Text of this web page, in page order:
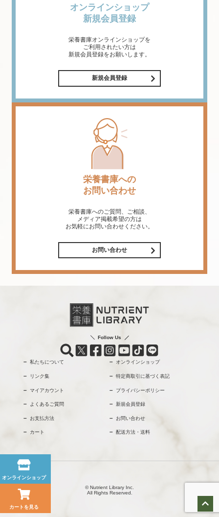
オンラインショップ
カートを見る
オンラインショップ
新規会員登録
栄養書庫オンラインショップを
ご利用されたい方は
新規会員登録をお願いします。
新規会員登録
栄養書庫への
お問い合わせ
栄養書庫へのご質問、ご相談、
メディア掲載希望の方は
お気軽にお問い合わせください。
お問い合わせ
Follow Us
私たちについて オンラインショップ
リンク集 特定商取引に基づく表記
マイアカウント プライバシーポリシー
よくあるご質問 新規会員登録
お支払方法 お問い合わせ
カート 配送方法・送料
© Nutrient Library Inc.
All Rights Reserved.